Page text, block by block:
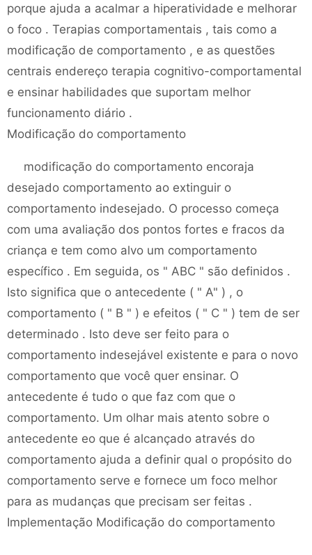
porque ajuda a acalmar a hiperatividade e melhorar
o foco . Terapias comportamentais , tais como a
modificação de comportamento , e as questões
centrais endereço terapia cognitivo-comportamental
e ensinar habilidades que suportam melhor
funcionamento diário .
Modificação do comportamento
modificação do comportamento encoraja
desejado comportamento ao extinguir o
comportamento indesejado. O processo começa
com uma avaliação dos pontos fortes e fracos da
criança e tem como alvo um comportamento
específico . Em seguida, os " ABC " são definidos .
Isto significa que o antecedente ( " A" ) , o
comportamento ( " B " ) e efeitos ( " C " ) tem de ser
determinado . Isto deve ser feito para o
comportamento indesejável existente e para o novo
comportamento que você quer ensinar. O
antecedente é tudo o que faz com que o
comportamento. Um olhar mais atento sobre o
antecedente eo que é alcançado através do
comportamento ajuda a definir qual o propósito do
comportamento serve e fornece um foco melhor
para as mudanças que precisam ser feitas .
Implementação Modificação do comportamento